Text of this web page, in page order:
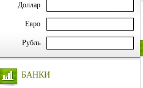
Доллар
Евро
Рубль
БАНКИ